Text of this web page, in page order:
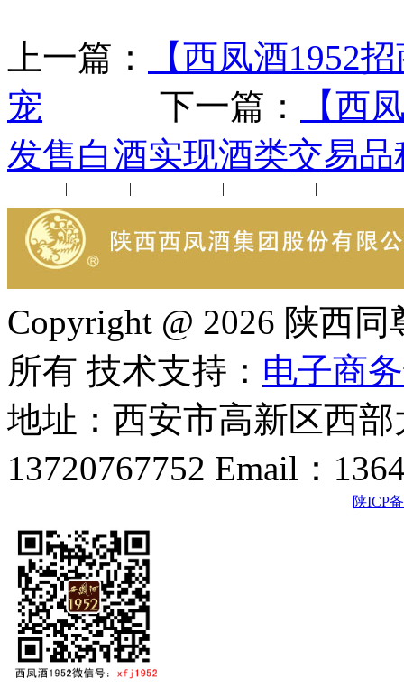
上一篇：
【西凤酒1952
宠 下一篇：
【西
发售白酒实现酒类交易品
| | | |
Copyright @ 2026 陕西
所有 技术支持： 电子商
地址：西安市高新区西
13720767752 Email：
陕ICP